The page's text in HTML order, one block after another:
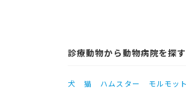
診療動物から動物病院を探す
犬 猫 ハムスター モルモット